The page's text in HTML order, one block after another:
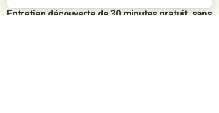
Entretien découverte de 30 minutes gratuit, sans